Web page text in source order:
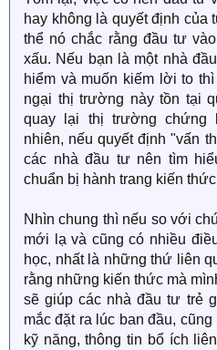
hay không là quyết định của
thể nó chắc rằng đầu tư
xấu. Nếu bạn là một nhà
hiểm và muốn kiếm lời to
ngại thị trường này tồn tại
quay lại thị trường chứng
nhiên, nếu quyết định "vấn
các nhà đầu tư nên tìm
chuẩn bị hành trang kiến
Nhìn chung thì nếu so với
mới lạ và cũng có nhiều
học, nhất là những thứ liên
rằng những kiến thức mà
sẽ giúp các nhà đầu tư trẻ
mắc đặt ra lúc ban đầu,
kỹ năng, thông tin bổ ích